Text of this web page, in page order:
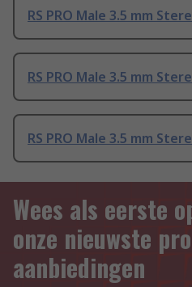
RS PRO Male 3.5 mm
RS PRO Male 3.5 mm
RS PRO Male 3.5 mm
Wees als eerste
onze nieuwste
aanbiedingen